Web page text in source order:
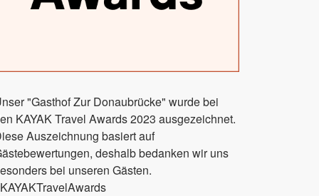
"Gasthof Zur Donaubrücke" wurde bei
KAYAK Travel Awards 2023 ausgezeichnet.
Auszeichnung basiert auf
deshalb bedanken wir uns
bei unseren Gästen.